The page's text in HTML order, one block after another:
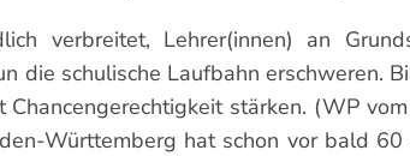
verbreitet, Lehrer(innen) an
schulische Laufbahn erschweren.
stärken. (WP
Württemberg hat schon vor bald